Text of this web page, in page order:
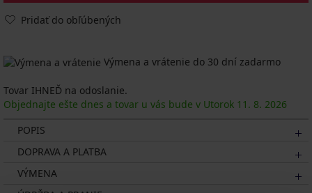
Pridať do obľúbených
Výmena a vrátenie do 30 dní zadarmo
Tovar IHNEĎ na odoslanie.
Objednajte ešte dnes a tovar u vás bude v Utorok 11. 8. 2026
POPIS
DOPRAVA A PLATBA
VÝMENA